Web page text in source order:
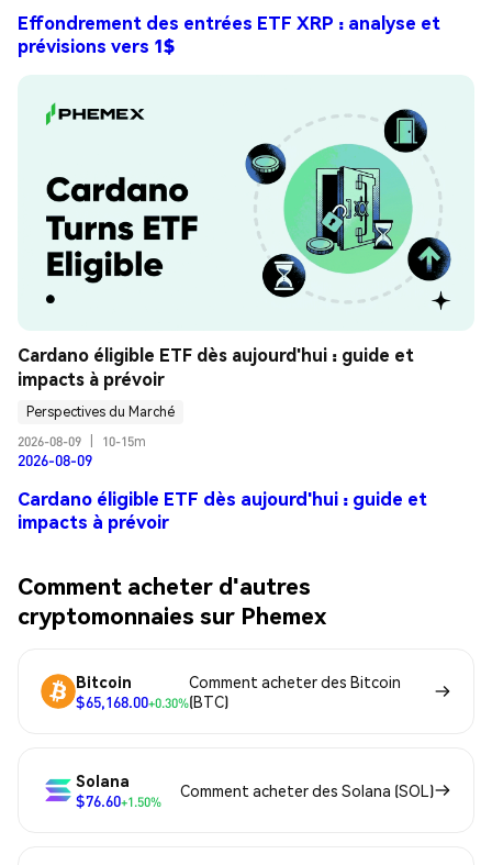
Effondrement des entrées ETF XRP : analyse et
prévisions vers 1$
Cardano éligible ETF dès aujourd'hui : guide et
impacts à prévoir
Perspectives du Marché
2026-08-09
10-15m
2026-08-09
Cardano éligible ETF dès aujourd'hui : guide et
impacts à prévoir
Comment acheter d'autres
cryptomonnaies sur Phemex
Bitcoin
$65,168.00+0.30%
Comment acheter des Bitcoin
(BTC)
Solana
$76.60+1.50%
Comment acheter des Solana (SOL)